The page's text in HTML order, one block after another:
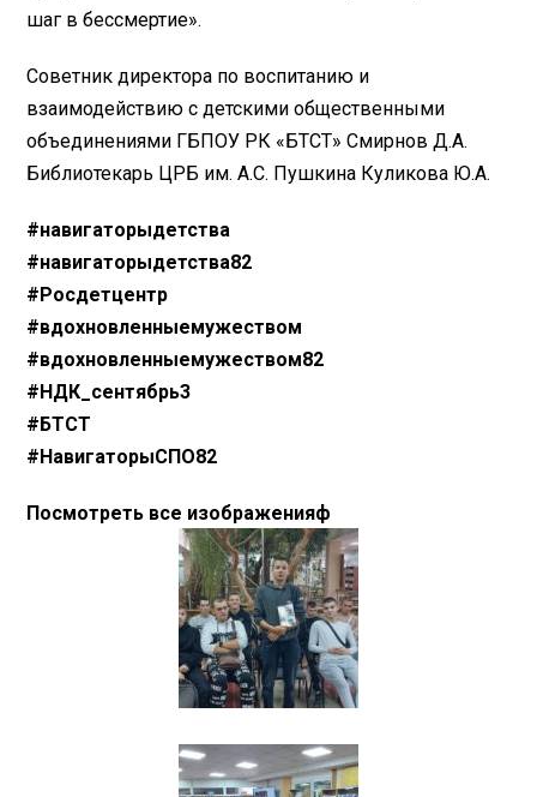
шаг в бессмертие».
Советник директора по воспитанию и
взаимодействию с детскими общественными
объединениями ГБПОУ РК «БТСТ» Смирнов Д.А.
Библиотекарь ЦРБ им. А.С. Пушкина Куликова Ю.А.
#навигаторыдетства
#навигаторыдетства82
#Росдетцентр
#вдохновленныемужеством
#вдохновленныемужеством82
#НДК_сентябрь3
#БТСТ
#НавигаторыСПО82
Посмотреть все изображенияф